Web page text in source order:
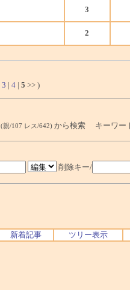
3
2
3 | 4 | 5 >> )
(親/107 レス/642) から検索 キーワー
削除キー/
新着記事 ツリー表示